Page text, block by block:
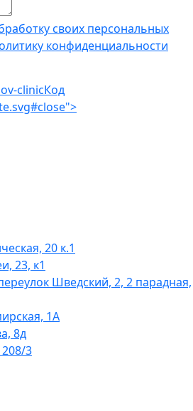
своих персональных
конфиденциальности
clinicКод
20 к.1
23, к1
Шведский, 2, 2 парадная,
1А
8д
3